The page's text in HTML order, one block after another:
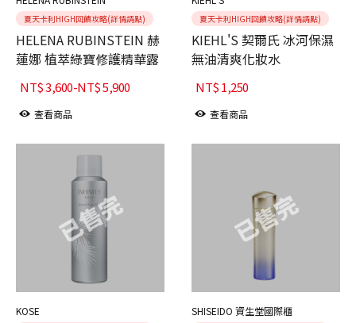
夏天卡利HIGH回饋攻略(詳情請點)
HELENA RUBINSTEIN 赫
蓮娜 植萃綠寶修護精華露
NT$3,600-NT$5,900
查看商品
夏天卡利HIGH回饋攻略(詳情請點)
KIEHL'S 契爾氏 冰河保濕
無油清爽化妝水
NT$1,250
查看商品
KOSE SHISEIDO 資生堂國際櫃